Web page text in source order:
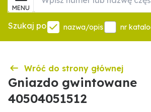
MENU
Szukaj po nazwa/opis nr
Wróć do strony głównej
Gniazdo gwintowane
40504051512